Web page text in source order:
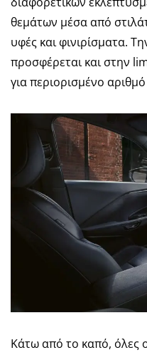
θεμάτων μέσα από
υφές και φινιρίσματα.
προσφέρεται και στην
για περιορισμένο
Κάτω από το καπό, όλες